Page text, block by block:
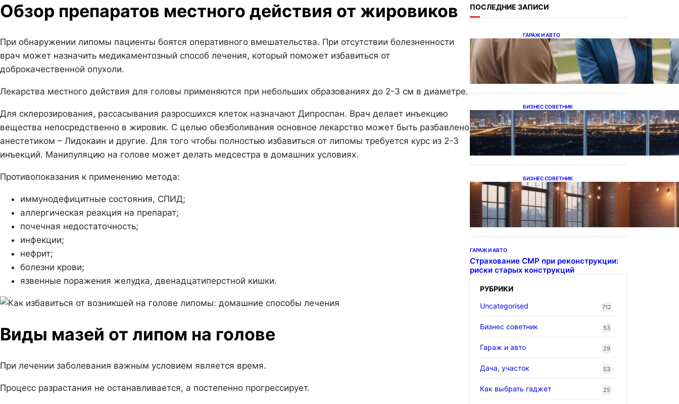
Обзор препаратов местного действия от жировиков
При обнаружении липомы пациенты боятся оперативного вмешательства. При отсутствии болезненности
врач может назначить медикаментозный способ лечения, который поможет избавиться от
доброкачественной опухоли.
Лекарства местного действия для головы применяются при небольших образованиях до 2-3 см в диаметре.
Для склерозирования, рассасывания разросшихся клеток назначают Дипроспан. Врач делает инъекцию
вещества непосредственно в жировик. С целью обезболивания основное лекарство может быть разбавлено
анестетиком – Лидокаин и другие. Для того чтобы полностью избавиться от липомы требуется курс из 2-3
инъекций. Манипуляцию на голове может делать медсестра в домашних условиях.
Противопоказания к применению метода:
иммунодефицитные состояния, СПИД;
аллергическая реакция на препарат;
почечная недостаточность;
инфекции;
нефрит;
болезни крови;
язвенные поражения желудка, двенадцатиперстной кишки.
Виды мазей от липом на голове
При лечении заболевания важным условием является время.
Процесс разрастания не останавливается, а постепенно прогрессирует.
ПОСЛЕДНИЕ ЗАПИСИ
ГАРАЖ И АВТО
Ипотека на новостройки
при оформлении
напрямую у застройщика
БИЗНЕС СОВЕТНИК
Каталог светодиодных
светильников и LED-
освещения в Казахстане
БИЗНЕС СОВЕТНИК
Подвесные светодиодные
светильники на тросе
ГАРАЖ И АВТО
Страхование СМР при реконструкции:
риски старых конструкций
РУБРИКИ
Uncategorised
712
Бизнес советник 53
Гараж и авто 29
Дача, участок 53
Как выбрать гаджет 25